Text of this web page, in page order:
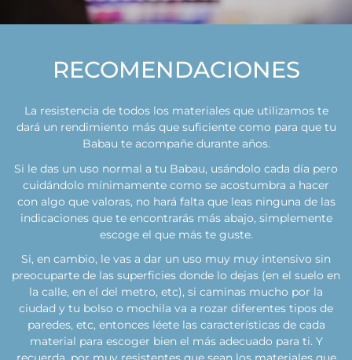
RECOMENDACIONES
La resistencia de todos los materiales que utilizamos te
dará un rendimiento más que suficiente como para que tu
Babau te acompañe durante años.
Si le das un uso normal a tu Babau, usándolo cada día pero
cuidándolo mínimamente como se acostumbra a hacer
con algo que valoras, no hará falta que leas ninguna de las
indicaciones que te encontrarás más abajo, simplemente
escoge el que más te guste.
Si, en cambio, le vas a dar un uso muy muy intensivo sin
preocuparte de las superficies donde lo dejas (en el suelo en
la calle, en el del metro, etc), si caminas mucho por la
ciudad y tu bolso o mochila va a rozar diferentes tipos de
paredes, etc, entonces léete las características de cada
material para escoger bien el más adecuado para ti. Y